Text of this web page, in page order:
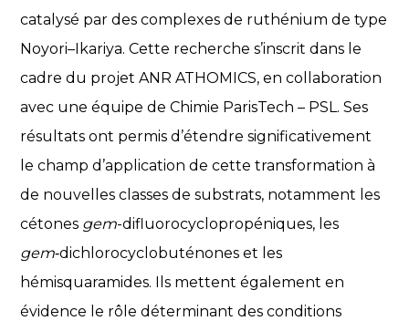
catalysé par des complexes de ruthénium de type
Noyori–Ikariya. Cette recherche s’inscrit dans le
cadre du projet ANR ATHOMICS, en collaboration
avec une équipe de Chimie ParisTech – PSL. Ses
résultats ont permis d’étendre significativement
le champ d’application de cette transformation à
de nouvelles classes de substrats, notamment les
cétones gem-difluorocyclopropéniques, les
gem‑dichlorocyclobuténones et les
hémisquaramides. Ils mettent également en
évidence le rôle déterminant des conditions